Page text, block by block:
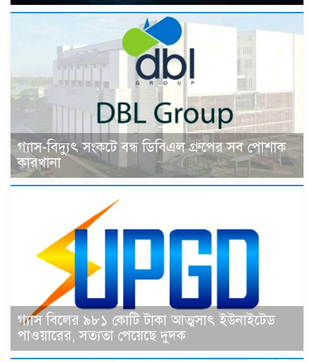
গ্যাস-বিদ্যুৎ সংকটে বন্ধ ডিবিএল গ্রুপের সব পোশাক
কারখানা
গ্যাস বিলের ৯৮১ কোটি টাকা আত্মসাৎ ইউনাইটেড
পাওয়ারের, সত্যতা পেয়েছে দুদক